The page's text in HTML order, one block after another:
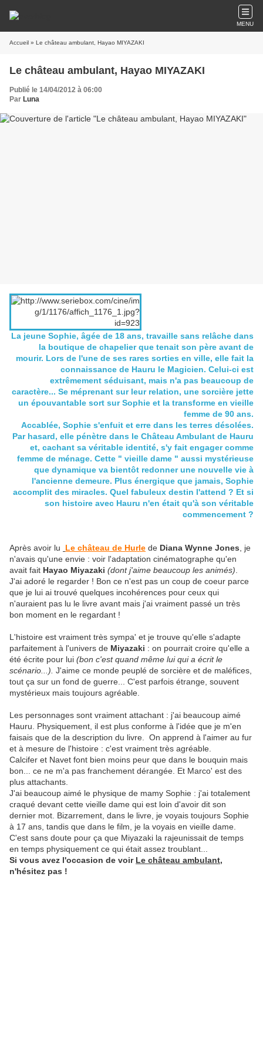
MENU
Accueil » Le château ambulant, Hayao MIYAZAKI
Le château ambulant, Hayao MIYAZAKI
Publié le 14/04/2012 à 06:00
Par Luna
La jeune Sophie, âgée de 18 ans, travaille sans relâche dans
la boutique de chapelier que tenait son père avant de
mourir. Lors de l'une de ses rares sorties en ville, elle fait la
connaissance de Hauru le Magicien. Celui-ci est
extrêmement séduisant, mais n'a pas beaucoup de
caractère... Se méprenant sur leur relation, une sorcière jette
un épouvantable sort sur Sophie et la transforme en vieille
femme de 90 ans.
Accablée, Sophie s'enfuit et erre dans les terres désolées.
Par hasard, elle pénètre dans le Château Ambulant de Hauru
et, cachant sa véritable identité, s'y fait engager comme
femme de ménage. Cette " vieille dame " aussi mystérieuse
que dynamique va bientôt redonner une nouvelle vie à
l'ancienne demeure. Plus énergique que jamais, Sophie
accomplit des miracles. Quel fabuleux destin l'attend ? Et si
son histoire avec Hauru n'en était qu'à son véritable
commencement ?
Après avoir lu Le château de Hurle de Diana Wynne Jones , je
n'avais qu'une envie : voir l'adaptation cinématographe qu'en
avait fait Hayao Miyazaki (dont j'aime beaucoup les animés)
J'ai adoré le regarder ! Bon ce n'est pas un coup de coeur parce
que je lui ai trouvé quelques incohérences pour ceux qui
n'auraient pas lu le livre avant mais j'ai vraiment passé un très
bon moment en le regardant !
L'histoire est vraiment très sympa' et je trouve qu'elle s'adapte
parfaitement à l'univers de Miyazaki : on pourrait croire qu'elle a
été écrite pour lui (bon c'est quand même lui qui a écrit le
scénario...). J'aime ce monde peuplé de sorcière et de maléfices,
tout ça sur un fond de guerre... C'est parfois étrange, souvent
mystérieux mais toujours agréable.
Les personnages sont vraiment attachant : j'ai beaucoup aimé
Hauru. Physiquement, il est plus conforme à l'idée que je m'en
faisais que de la description du livre. On apprend à l'aimer au fur
et à mesure de l'histoire : c'est vraiment très agréable.
Calcifer et Navet font bien moins peur que dans le bouquin mais
bon... ce ne m'a pas franchement dérangée. Et Marco' est des
plus attachants.
J'ai beaucoup aimé le physique de mamy Sophie : j'ai totalement
craqué devant cette vieille dame qui est loin d'avoir dit son
dernier mot. Bizarrement, dans le livre, je voyais toujours Sophie
à 17 ans, tandis que dans le film, je la voyais en vieille dame.
C'est sans doute pour ça que Miyazaki la rajeunissait de temps
en temps physiquement ce qui était assez troublant...
Si vous avez l'occasion de voir Le château ambulant,
n'hésitez pas !